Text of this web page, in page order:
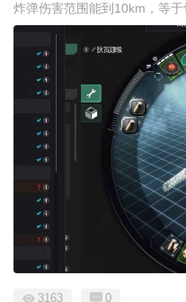
炸弹伤害范围能到10km，等
3163 0